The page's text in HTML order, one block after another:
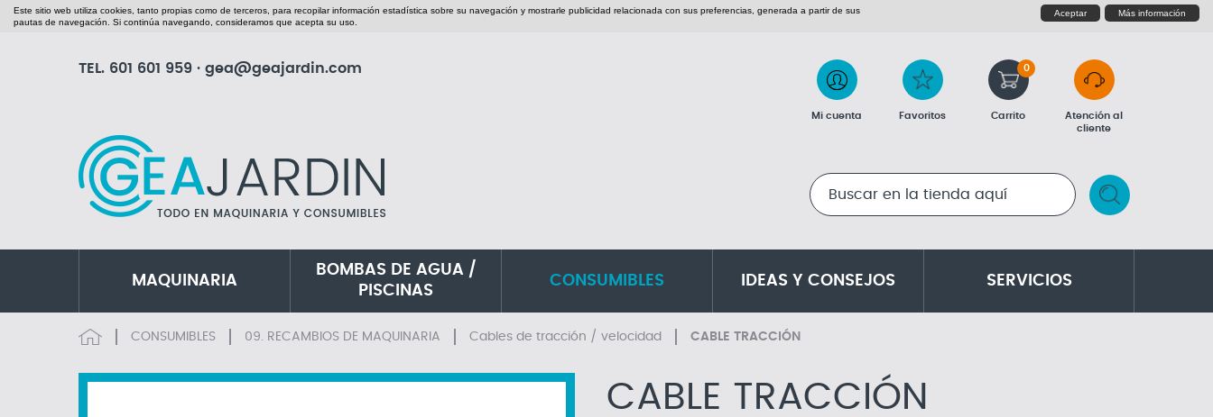
Este sitio web utiliza cookies, tanto propias como de terceros, para recopilar información estadística sobre su navegación y mostrarle publicidad relacionada con sus preferencias, generada a partir de sus
pautas de navegación. Si continúa navegando, consideramos que acepta su uso.
Aceptar Más información
TEL. 601 601 959 · gea@geajardin.com
Mi cuenta Favoritos Carrito
0
Atención al
cliente
RESULTADOS DE LA BÚSQUEDA
MAQUINARIA
BOMBAS DE AGUA /
PISCINAS
CONSUMIBLES IDEAS Y CONSEJOS SERVICIOS
CONSUMIBLES 09. RECAMBIOS DE MAQUINARIA Cables de tracción / velocidad CABLE TRACCIÓN
CABLE TRACCIÓN